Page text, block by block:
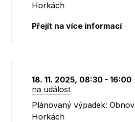
Horkách
Přejít na více informací
18. 11. 2025, 08:30 - 16:00
na událost
Plánovaný výpadek:
Horkách